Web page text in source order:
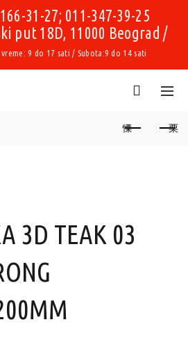
31-27; 011-347-39-25
put 18D, 11000 Beograd /
9 do 17 sati / Subota:9 do 14 sati
3D TEAK 03